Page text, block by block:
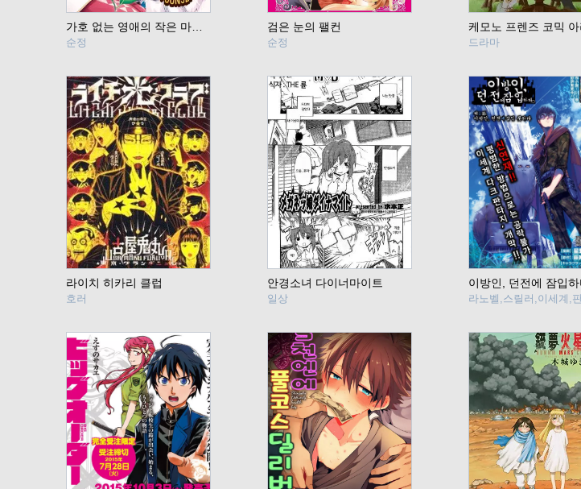
순정
검은 눈의 팰컨
순정 드라마
라이치 히카리 클럽
호러
안경소녀 다이너마이트
일상
이방인, 던전에 잠입
라노벨,스릴러,이세계,